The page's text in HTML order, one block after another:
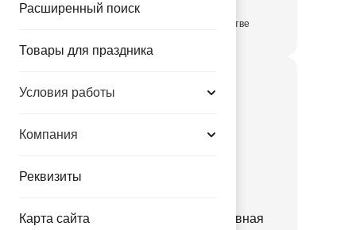
Расширенный поиск
Товары для праздника
Условия работы
Компания
Реквизиты
Карта сайта
в достаточном количестве
К 3D ЗВЕЗДА 26" Составная